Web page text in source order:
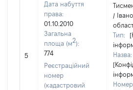
5
Дата набуття
права:
01.10.2010
Загальна
площа (м2):
774
Реєстраційний
номер
(кадастровий
/
Тип:
Назва: